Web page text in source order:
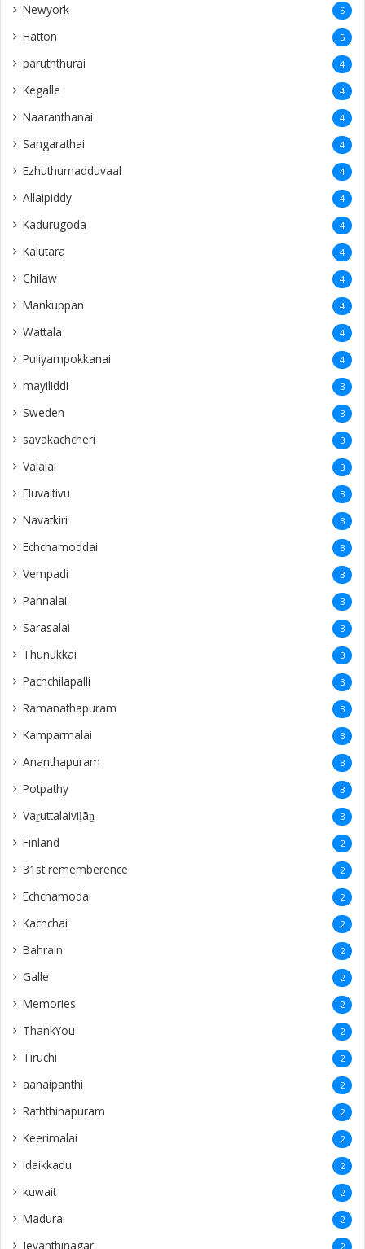
Newyork 5
Hatton 5
paruththurai 4
Kegalle 4
Naaranthanai 4
Sangarathai 4
Ezhuthumadduvaal 4
Allaipiddy 4
Kadurugoda 4
Kalutara 4
Chilaw 4
Mankuppan 4
Wattala 4
Puliyampokkanai 4
mayiliddi 3
Sweden 3
savakachcheri 3
Valalai 3
Eluvaitivu 3
Navatkiri 3
Echchamoddai 3
Vempadi 3
Pannalai 3
Sarasalai 3
Thunukkai 3
Pachchilapalli 3
Ramanathapuram 3
Kamparmalai 3
Ananthapuram 3
‎Potpathy 3
Vaṟuttalaiviḷāṉ 3
Finland 2
31st rememberence 2
Echchamodai 2
Kachchai 2
Bahrain 2
Galle 2
Memories 2
ThankYou 2
Tiruchi 2
aanaipanthi 2
Raththinapuram 2
Keerimalai 2
Idaikkadu 2
kuwait 2
Madurai 2
Jeyanthinagar 2